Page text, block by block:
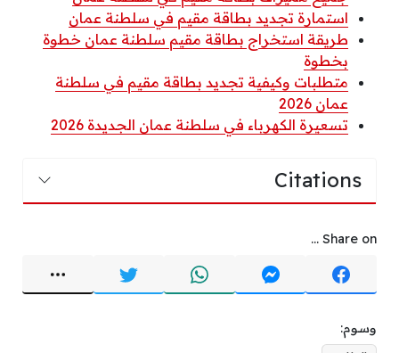
استمارة تجديد بطاقة مقيم في سلطنة عمان
طريقة استخراج بطاقة مقيم سلطنة عمان خطوة
بخطوة
متطلبات وكيفية تجديد بطاقة مقيم في سلطنة
عمان 2026
تسعيرة الكهرباء في سلطنة عمان الجديدة 2026
Citations
Share on ...
وسوم: